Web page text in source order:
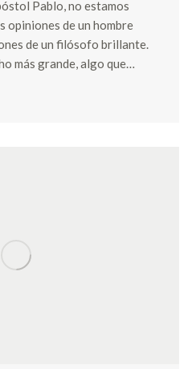
Pablo, no estamos
opiniones de un hombre
de un filósofo brillante.
más grande, algo que…